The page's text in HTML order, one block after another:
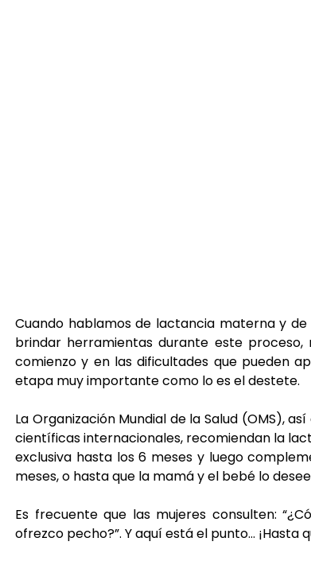
Cuando hablamos de lactancia materna y
brindar herramientas durante este
comienzo y en las dificultades que pueden
etapa muy importante como lo es el destete.
La Organización Mundial de la Salud (OMS),
científicas internacionales, recomiendan la
exclusiva hasta los 6 meses y luego
meses, o hasta que la mamá y el bebé lo
Es frecuente que las mujeres consulten:
ofrezco pecho?”. Y aquí está el punto… ¡Hasta